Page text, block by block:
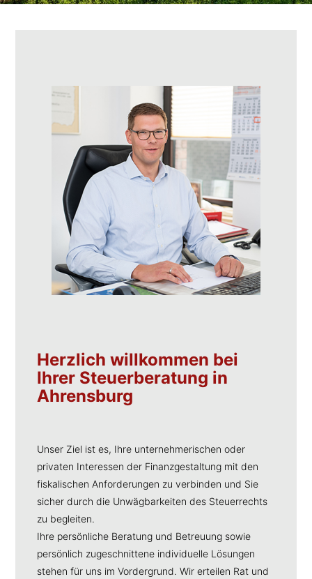
Herzlich willkommen bei
Ihrer Steuerberatung in
Ahrensburg
Unser Ziel ist es, Ihre unternehmerischen oder
privaten Interessen der Finanzgestaltung mit den
fiskalischen Anforderungen zu verbinden und Sie
sicher durch die Unwägbarkeiten des Steuerrechts
zu begleiten.
Ihre persönliche Beratung und Betreuung sowie
persönlich zugeschnittene individuelle Lösungen
stehen für uns im Vordergrund. Wir erteilen Rat und